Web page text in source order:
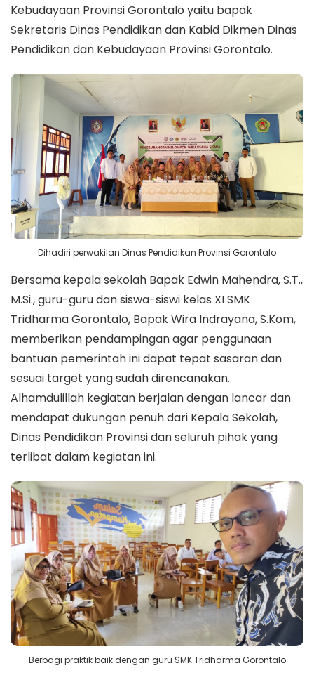
Kebudayaan Provinsi Gorontalo yaitu bapak
Sekretaris Dinas Pendidikan dan Kabid Dikmen Dinas
Pendidikan dan Kebudayaan Provinsi Gorontalo.
Dihadiri perwakilan Dinas Pendidikan Provinsi Gorontalo
Bersama kepala sekolah Bapak Edwin Mahendra, S.T.,
M.Si., guru-guru dan siswa-siswi kelas XI SMK
Tridharma Gorontalo, Bapak Wira Indrayana, S.Kom,
memberikan pendampingan agar penggunaan
bantuan pemerintah ini dapat tepat sasaran dan
sesuai target yang sudah direncanakan.
Alhamdulillah kegiatan berjalan dengan lancar dan
mendapat dukungan penuh dari Kepala Sekolah,
Dinas Pendidikan Provinsi dan seluruh pihak yang
terlibat dalam kegiatan ini.
Berbagi praktik baik dengan guru SMK Tridharma Gorontalo